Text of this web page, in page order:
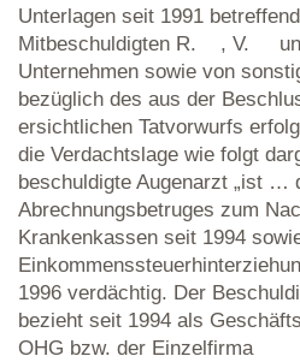
Unterlagen seit 1991
Mitbeschuldigten R. , V.
Unternehmen sowie von
bezüglich des aus der
ersichtlichen Tatvorwurfs
die Verdachtslage wie folgt
beschuldigte Augenarzt „ist …
Abrechnungsbetruges zum
Krankenkassen seit 1994
1996 verdächtig. Der
bezieht seit 1994 als
OHG bzw. der